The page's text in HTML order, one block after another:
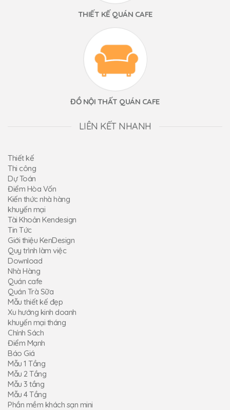
THIẾT KẾ QUÁN CAFE
ĐỒ NỘI THẤT QUÁN CAFE
LIÊN KẾT NHANH
Thiết kế
Thi công
Dự Toán
Điểm Hòa Vốn
Kiến thức nhà hàng
khuyến mại
Tài Khoản Kendesign
Tin Tức
Giới thiệu KenDesign
Quy trình làm việc
Download
Nhà Hàng
Quán cafe
Quán Trà Sữa
Mẫu thiết kế đẹp
Xu hướng kinh doanh
khuyến mại tháng
Chính Sách
Điểm Mạnh
Báo Giá
Mẫu 1 Tầng
Mẫu 2 Tầng
Mẫu 3 tầng
Mẫu 4 Tầng
Phần mềm khách sạn mini